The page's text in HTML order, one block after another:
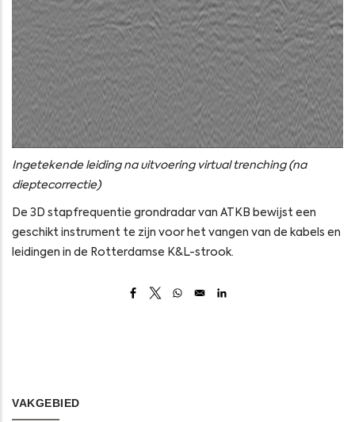
Ingetekende leiding na uitvoering virtual trenching (na
dieptecorrectie)
De 3D stapfrequentie grondradar van ATKB bewijst een
geschikt instrument te zijn voor het vangen van de kabels en
leidingen in de Rotterdamse K&L-strook.
Opens in a new window
Opens in a new window
Opens in a new window
Opens in a new window
VAKGEBIED